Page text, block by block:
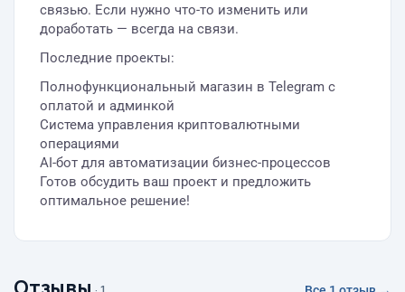
связью. Если нужно что-то изменить или
доработать — всегда на связи.
Последние проекты:
Полнофункциональный магазин в Telegram с
оплатой и админкой
Система управления криптовалютными
операциями
AI-бот для автоматизации бизнес-процессов
Готов обсудить ваш проект и предложить
оптимальное решение!